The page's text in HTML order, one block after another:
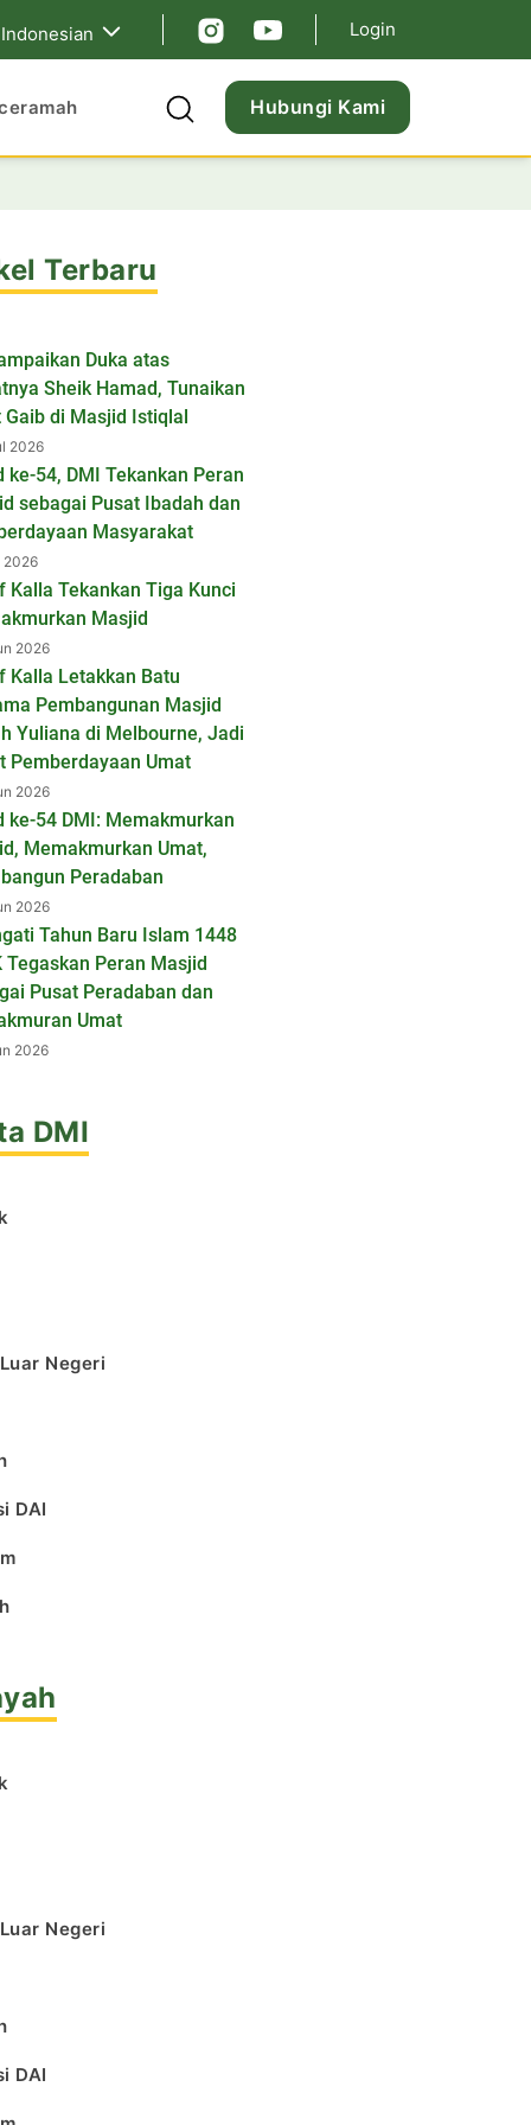
Indonesian Login
Hubungi Kami
Terbaru
Duka atas
Sheik Hamad, Tunaikan
Gaib di Masjid Istiqlal
2026
ke-54, DMI Tekankan Peran
sebagai Pusat Ibadah dan
Masyarakat
2026
Kalla Tekankan Tiga Kunci
Masjid
2026
Kalla Letakkan Batu
Pembangunan Masjid
Yuliana di Melbourne, Jadi
Pemberdayaan Umat
2026
ke-54 DMI: Memakmurkan
Memakmurkan Umat,
Peradaban
2026
Tahun Baru Islam 1448
Tegaskan Peran Masjid
Pusat Peradaban dan
Umat
2026
DMI
Negeri
DAI
Negeri
DAI